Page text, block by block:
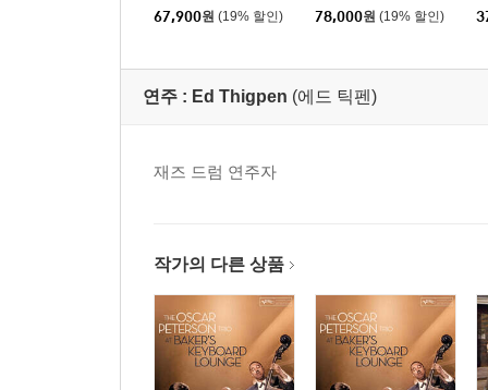
Dearie [SACD Hybrid]
67,900원 (19% 할인)
이 브라운) - This One's
For Blanton [LP]
78,000원 (19% 할인)
-
연주 : Ed Thigpen (에드 틱펜)
재즈 드럼 연주자
작가의 다른 상품